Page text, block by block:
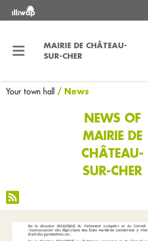
MAIRIE DE CHÂTEAU-
SUR-CHER
Your town hall / News
NEWS OF
MAIRIE DE
CHÂTEAU-
SUR-CHER